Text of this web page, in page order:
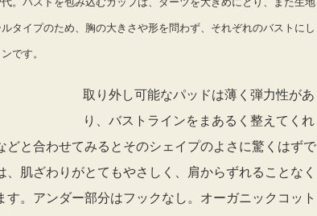
タイプのため、胸の大きさや形を問わず、それぞれのバストにし
です。
取り外し可能なパッドは薄く弾力性があ
り、バストラインをまあるく整えてくれ
どと合わせてみるとそのシェイプのよさに驚くはずで
、肌ざわりがとてもやさしく、肩からずれることなく
す。アンダー部分はフックなし。オーガニックコット